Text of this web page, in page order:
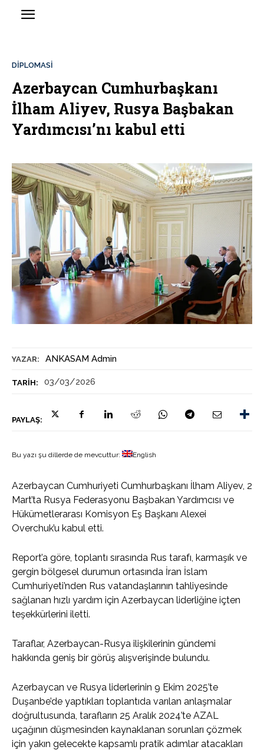
YAZAR: ANKASAM Admin
TARIH: 03/03/2026
PAYLAŞ:
DİPLOMASİ
Azerbaycan Cumhurbaşkanı
İlham Aliyev, Rusya Başbakan
Yardımcısı’nı kabul etti
Bu yazı şu dillerde de mevcuttur: English
Azerbaycan Cumhuriyeti Cumhurbaşkanı İlham Aliyev, 2
Mart’ta Rusya Federasyonu Başbakan Yardımcısı ve
Hükümetlerarası Komisyon Eş Başkanı Alexei
Overchuk’u kabul etti.
Report’a göre, toplantı sırasında Rus tarafı, karmaşık ve
gergin bölgesel durumun ortasında İran İslam
Cumhuriyeti’nden Rus vatandaşlarının tahliyesinde
sağlanan hızlı yardım için Azerbaycan liderliğine içten
teşekkürlerini iletti.
Taraflar, Azerbaycan-Rusya ilişkilerinin gündemi
hakkında geniş bir görüş alışverişinde bulundu.
Azerbaycan ve Rusya liderlerinin 9 Ekim 2025’te
Duşanbe’de yaptıkları toplantıda varılan anlaşmalar
doğrultusunda, tarafların 25 Aralık 2024’te AZAL
uçağının düşmesinden kaynaklanan sorunları çözmek
için yakın gelecekte kapsamlı pratik adımlar atacakları